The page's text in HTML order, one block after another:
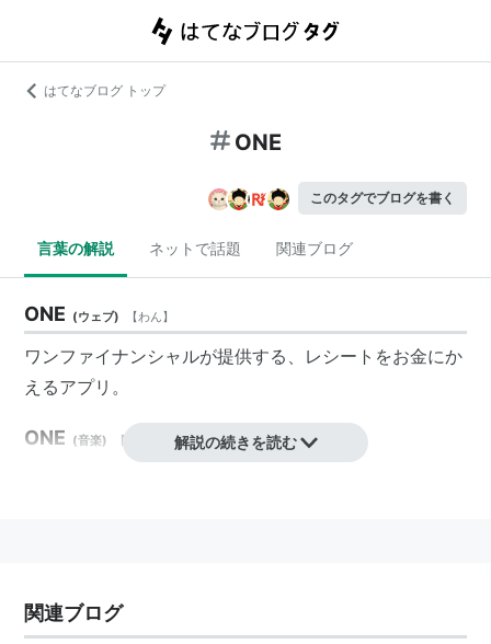
はてなブログ トップ
ONE
このタグでブログを書く
言葉の解説 ネットで話題 関連ブログ
ONE (ウェブ) 【わん】
ワンファイナンシャルが提供する、 レシート をお金にか
えるアプリ 。
ONE (音楽) 【 解説の続きを読む
関連ブログ